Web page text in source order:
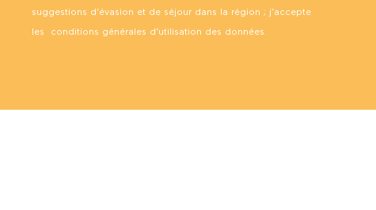
suggestions d’évasion et de séjour dans la région ; j’accepte
les conditions générales d’utilisation des données.